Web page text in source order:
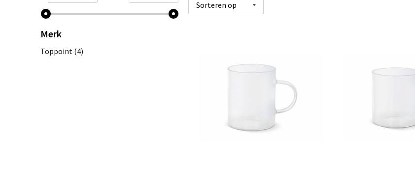
Merk
Toppoint (4)